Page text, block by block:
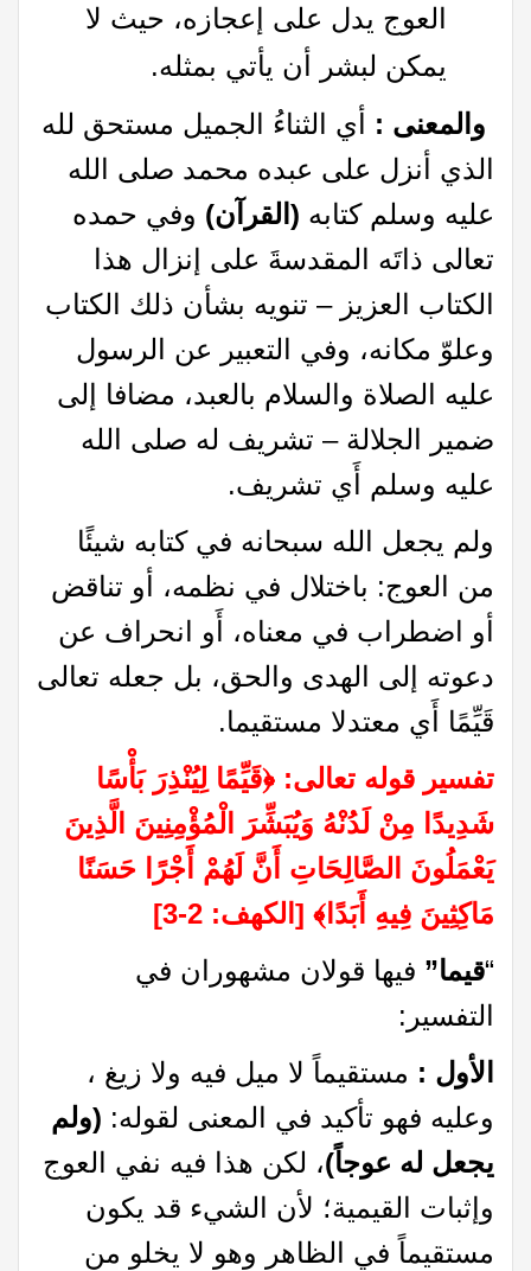
العوج يدل على إعجازه، حيث لا
يمكن لبشر أن يأتي بمثله.​
والمعنى : أي الثناءُ الجميل مستحق لله
الذي أنزل على عبده محمد صلى الله
عليه وسلم كتابه (القرآن) وفي حمده
تعالى ذاتَه المقدسةَ على إنزال هذا
الكتاب العزيز – تنويه بشأن ذلك الكتاب
وعلوّ مكانه، وفي التعبير عن الرسول
عليه الصلاة والسلام بالعبد، مضافا إلى
ضمير الجلالة – تشريف له صلى الله
عليه وسلم أَي تشريف.
ولم يجعل الله سبحانه في كتابه شيئًا
من العوج: باختلال في نظمه، أو تناقض
أو اضطراب في معناه، أَو انحراف عن
دعوته إلى الهدى والحق، بل جعله تعالى
قَيِّمًا أَي معتدلا مستقيما.
تفسير قوله تعالى: ﴿قَيِّمًا لِيُنْذِرَ بَأْسًا
شَدِيدًا مِنْ لَدُنْهُ وَيُبَشِّرَ الْمُؤْمِنِينَ الَّذِينَ
يَعْمَلُونَ الصَّالِحَاتِ أَنَّ لَهُمْ أَجْرًا حَسَنًا
مَاكِثِينَ فِيهِ أَبَدًا ﴾ [الكهف: 2-3]
“قيما” فيها قولان مشهوران في
التفسير:
الأول : مستقيماً لا ميل فيه ولا زيغ ،
وعليه فهو تأكيد في المعنى لقوله: (ولم
يجعل له عوجاً)، لكن هذا فيه نفي العوج
وإثبات القيمية؛ لأن الشيء قد يكون
مستقيماً في الظاهر وهو لا يخلو من